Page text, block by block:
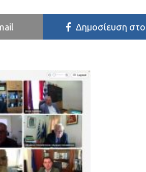
Δημοσίευση